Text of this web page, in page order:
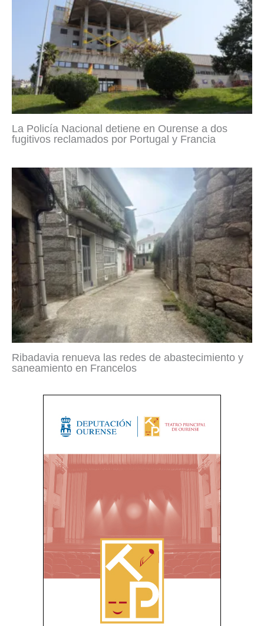
La Policía Nacional detiene en Ourense a dos
fugitivos reclamados por Portugal y Francia
Ribadavia renueva las redes de abastecimiento y
saneamiento en Francelos